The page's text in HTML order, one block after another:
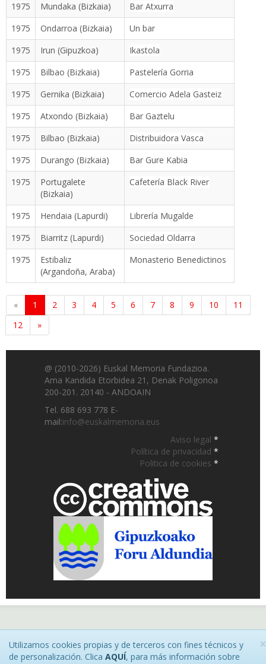
×
Utilizamos cookies propias y de terceros con fines técnicos y
de personalización. Clica AQUÍ, para más información sobre
1975 Mundaka (Bizkaia)
Bar Atxurra
1975
Ondarroa (Bizkaia)
Un bar
1975
Irun (Gipuzkoa)
Ikastola
1975
Bilbao (Bizkaia)
Pastelería Gorria
1975
Gernika (Bizkaia)
Comercio Adela Gasteiz
1975
Atxondo (Bizkaia)
Bar Gaztelu
1975
Bilbao (Bizkaia)
Distribuidora Vasca
1975
Durango (Bizkaia)
Bar Gure Kabia
1975
Portugalete
(Bizkaia)
Cafetería Black River
1975 Hendaia (Lapurdi)
Librería Mugalde
1975
Biarritz (Lapurdi)
Sociedad Oldarra
1975
Estibaliz
(Argandoña, Araba)
Monasterio Benedictinos
« 1 2 3 4 5 6 7 8 9 10
11
12
»
@ (2010-2026) Euskal Memoria Fundazioa.
Ama Kandida Etorbidea 21, Denak Poligonoa
200-201. 20140 - ANDOAIN
Tel. 688 693 778 E-
mail:info@euskalmemoria.eus
Aviso legal *
Política de privacidad *
Politica de cookies *